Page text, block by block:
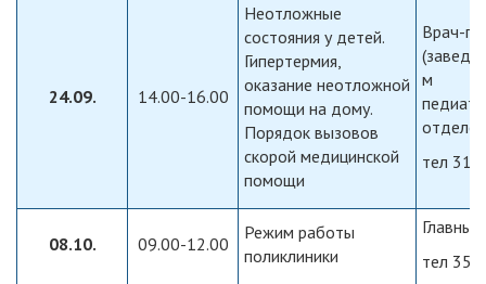
24.09. 14.00-16.00
Неотложные
состояния у детей.
Гипертермия,
оказание неотложной
помощи на дому.
Порядок вызовов
скорой медицинской
помощи
Врач-
м
тел
08.10. 09.00-12.00
Режим работы
поликлиники
тел